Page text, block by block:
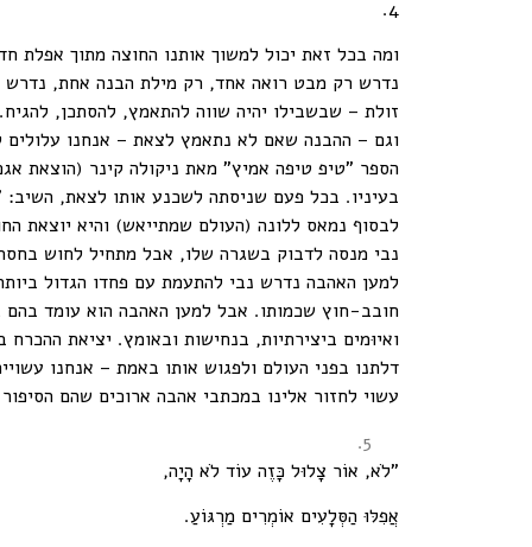
4.
ומה בכל זאת יכול למשוך אותנו החוצה מתוך אפלת
נדרש רק מבט רואה אחד, רק מילת הבנה אחת, נדרש
זולת – שבשבילו יהיה שווה להתאמץ, להסתכן, להגיח.
וגם – ההבנה שאם לא נתאמץ לצאת – אנחנו
בעיניו. בכל פעם שניסתה לשכנע אותו לצאת,
לבסוף נמאס ללונה (העולם שמתייאש) והיא יוצאת
נבי מנסה לדבוק בשגרה שלו, אבל מתחיל לחוש
למען האהבה נדרש נבי להתעמת עם פחדו הגדול
חובב-חוץ שכמותו. אבל למען האהבה הוא עומד
ואיוּמים ביצירתיות, בנחישות ובאומץ. יציאת
דלתנו בפני העולם ולפגוש אותו באמת – אנחנו
עשוי לחזור אלינו במכתבי אהבה ארוכים שהם
"לֹא, אוֹר צָלוּל כָּזֶה עוֹד לֹא הָיָה,
אֲפִלּוּ הַסְּלָעִים אוֹמְרִים מַרְגּוֹעַ.